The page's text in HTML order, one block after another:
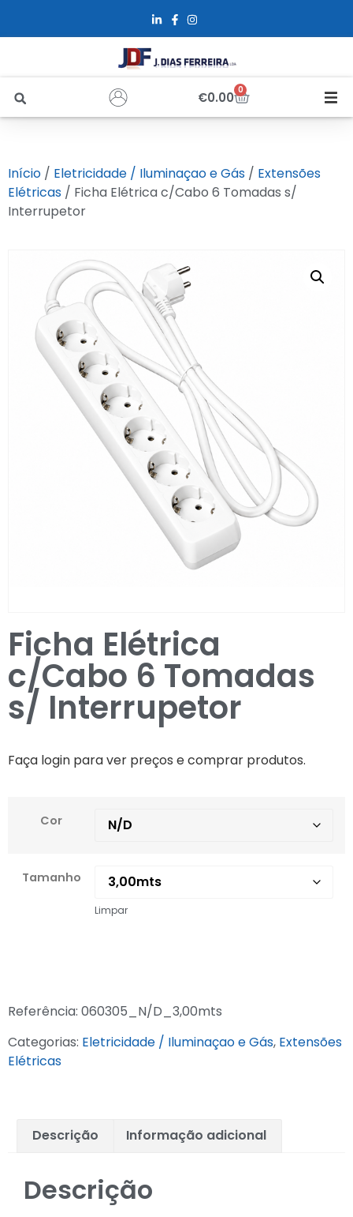
€0.00 0
Sobre Nós
Recrutamento
Contactos
Entrar / Registar
Início / Eletricidade / Iluminaçao e Gás / Extensões
Elétricas / Ficha Elétrica c/Cabo 6 Tomadas s/
Interrupetor
Ficha Elétrica
c/Cabo 6 Tomadas
s/ Interrupetor
Faça login para ver preços e comprar produtos.
Cor
Tamanho
Limpar
Referência: 060305_N/D_3,00mts
Categorias: Eletricidade / Iluminaçao e Gás, Extensões
Elétricas
Descrição Informação adicional
Descrição